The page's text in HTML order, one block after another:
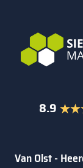
8.9
Van Olst -